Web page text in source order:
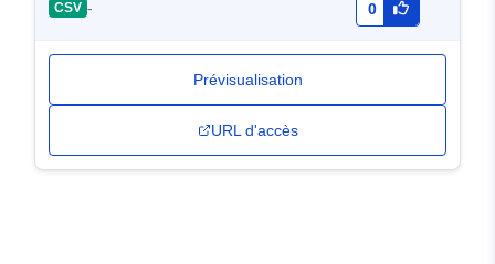
CSV - 0
Prévisualisation
URL d'accès